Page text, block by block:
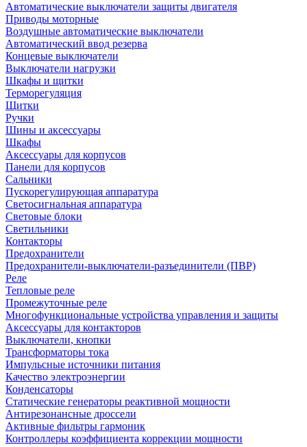
Автоматические выключатели защиты двигателя
Приводы моторные
Воздушные автоматические выключатели
Автоматический ввод резерва
Концевые выключатели
Выключатели нагрузки
Шкафы и щитки
Терморегуляция
Щитки
Ручки
Шины и аксессуары
Шкафы
Аксессуары для корпусов
Панели для корпусов
Сальники
Пускорегулирующая аппаратура
Светосигнальная аппаратура
Световые блоки
Светильники
Контакторы
Предохранители
Предохранители-выключатели-разъединители (ПВР)
Реле
Тепловые реле
Промежуточные реле
Многофункциональные устройства управления и защиты
Аксессуары для контакторов
Выключатели, кнопки
Трансформаторы тока
Импульсные источники питания
Качество электроэнергии
Конденсаторы
Статические генераторы реактивной мощности
Антирезонансные дроссели
Активные фильтры гармоник
Контроллеры коэффициента коррекции мощности